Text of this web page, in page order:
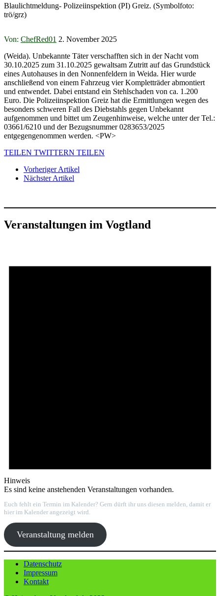
Blaulichtmeldung- Polizeiinspektion (PI) Greiz. (Symbolfoto:
trö/grz)
Von: ChefRed01 2. November 2025
(Weida). Unbekannte Täter verschafften sich in der Nacht vom
30.10.2025 zum 31.10.2025 gewaltsam Zutritt auf das Grundstück
eines Autohauses in den Nonnenfeldern in Weida. Hier wurde
anschließend von einem Fahrzeug vier Kompletträder abmontiert
und entwendet. Dabei entstand ein Stehlschaden von ca. 1.200
Euro. Die Polizeiinspektion Greiz hat die Ermittlungen wegen des
besonders schweren Fall des Diebstahls gegen Unbekannt
aufgenommen und bittet um Zeugenhinweise, welche unter der Tel.:
03661/6210 und der Bezugsnummer 0283653/2025
entgegengenommen werden. <PW>
TEILEN TWITTERN TEILEN
Vorheriger Artikel
Nächster Artikel
Veranstaltungen im Vogtland
Hinweis
Es sind keine anstehenden Veranstaltungen vorhanden.
Euch fehlt ein Termin im Kalender? Gern dürft ihr uns diesen melden, damit er
hier im Kalender angezeigt wird.
Veranstaltung melden
Datenschutz
Impressum
Kontakt